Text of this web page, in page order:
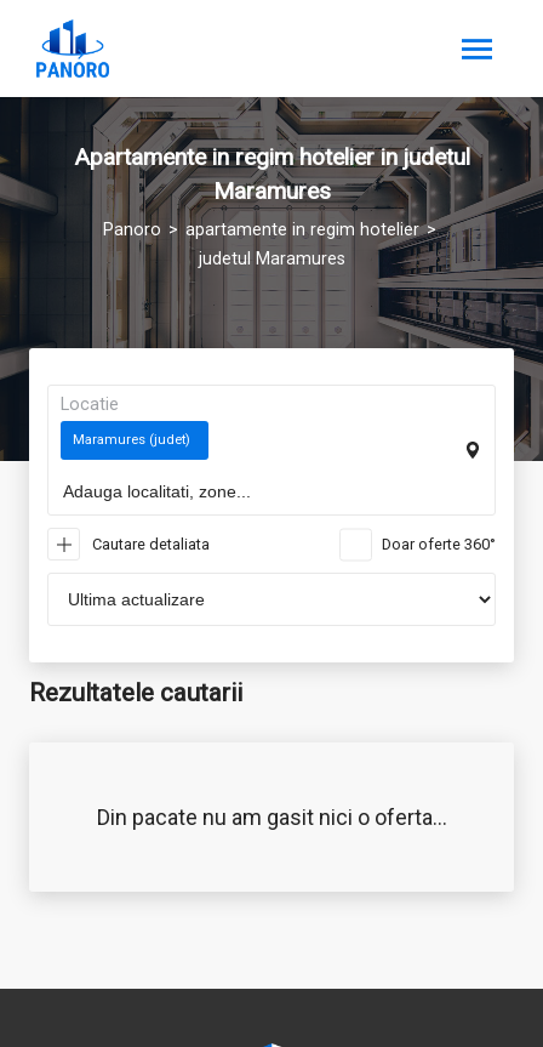
Apartamente in regim hotelier in judetul
Maramures
Panoro
apartamente in regim hotelier
judetul Maramures
Locatie
Maramures (judet)
Doar oferte 360°
Cautare detaliata
Rezultatele cautarii
Din pacate nu am gasit nici o oferta...